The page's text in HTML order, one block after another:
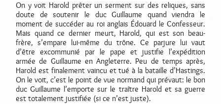
On y voit Harold prêter un serment sur des reliques, sans
doute de soutenir le duc Guillaume quand viendra le
moment de succéder au roi anglais Édouard le Confesseur.
Mais quand ce dernier meurt, Harold, qui est son beau-
frère, s’empare lui-même du trône. Ce parjure lui vaut
d’être excommunié par le pape et justifie l’expédition
armée de Guillaume en Angleterre. Peu de temps après,
Harold est finalement vaincu et tué à la bataille d’Hastings.
On le voit, c’est le point de vue normand qui prévaut: le bon
duc Guillaume l’emporte sur le traître Harold et sa guerre
est totalement justifiée (si ce n’est juste).